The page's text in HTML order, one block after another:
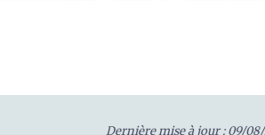
Dernière mise à jour : 09/